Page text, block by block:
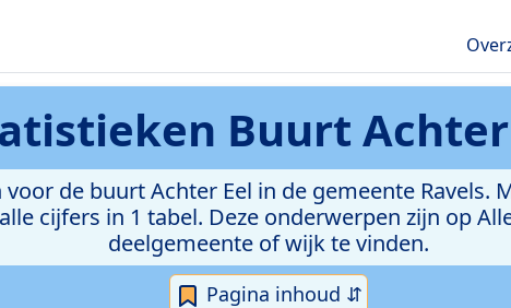
Buurt Achter
de buurt Achter Eel in de gemeente Ravels.
cijfers in 1 tabel. Deze onderwerpen zijn op
deelgemeente of wijk te vinden.
Pagina inhoud ⇵